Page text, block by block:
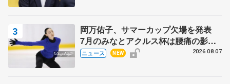
岡万佑子、サマーカップ欠場を発表
7月のみなとアクルス杯は腰痛の影響
で
ニュース NEW 2026.08.07